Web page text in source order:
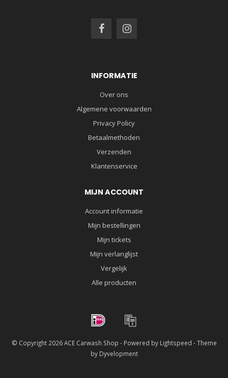
INFORMATIE
Over ons
Algemene voorwaarden
Privacy Policy
Betaalmethoden
Verzenden
Klantenservice
MIJN ACCOUNT
Account informatie
Mijn bestellingen
Mijn tickets
Mijn verlanglijst
Vergelijk
Alle producten
© Copyright 2026 ACE Carwash Shop - Powered by Lightspeed - Theme
by Dyvelopment